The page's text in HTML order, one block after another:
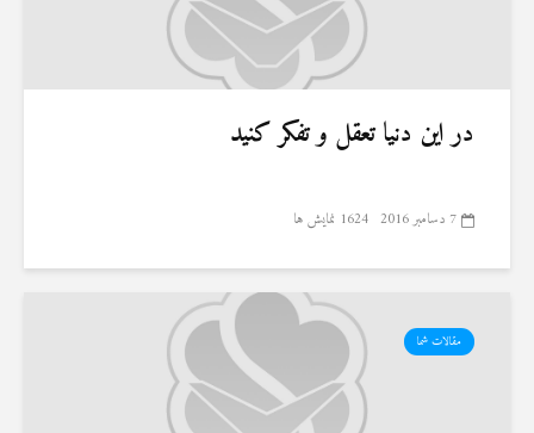
در این دنیا تعقل و تفکر کنید
7 دسامبر 2016 1624 نمایش ها
مقالات شما